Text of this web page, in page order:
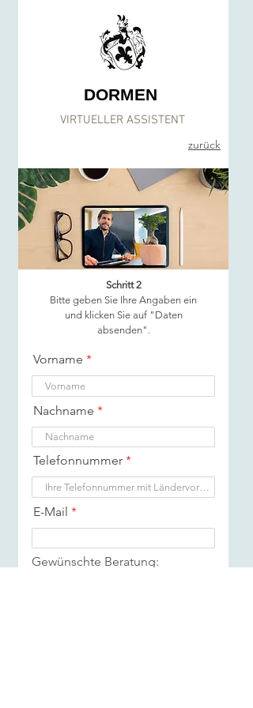
DORMEN
VIRTUELLER ASSISTENT
zurück
Schritt 2
Bitte geben Sie Ihre Angaben ein
und klicken Sie auf "Daten
absenden".
Vorname
Nachname
Telefonnummer
E-Mail
Gewünschte Beratung: